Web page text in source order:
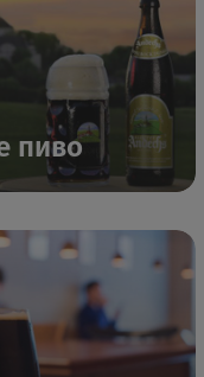
пиво